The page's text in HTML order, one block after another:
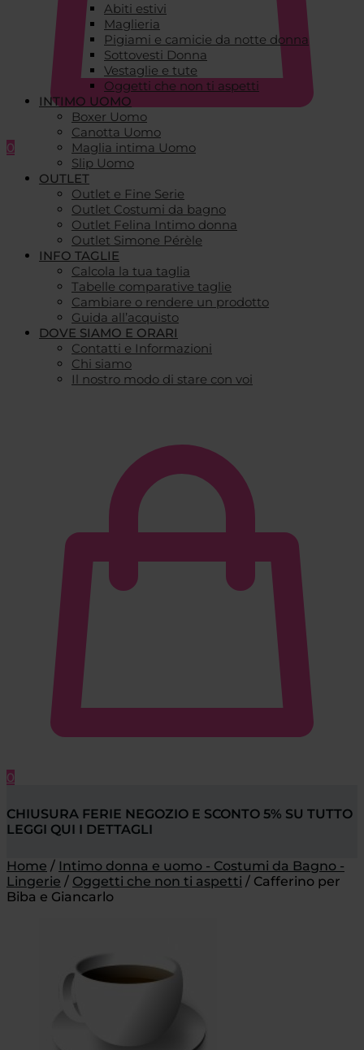
0
Abiti estivi
Maglieria
Pigiami e camicie da notte donna
Sottovesti Donna
Vestaglie e tute
Oggetti che non ti aspetti
INTIMO UOMO
Boxer Uomo
Canotta Uomo
Maglia intima Uomo
Slip Uomo
OUTLET
Outlet e Fine Serie
Outlet Costumi da bagno
Outlet Felina Intimo donna
Outlet Simone Pérèle
INFO TAGLIE
Calcola la tua taglia
Tabelle comparative taglie
Cambiare o rendere un prodotto
Guida all’acquisto
DOVE SIAMO E ORARI
Contatti e Informazioni
Chi siamo
Il nostro modo di stare con voi
0
CHIUSURA FERIE NEGOZIO E SCONTO 5% SU TUTTO
LEGGI QUI I DETTAGLI
Home / Intimo donna e uomo - Costumi da Bagno -
Lingerie / Oggetti che non ti aspetti / Cafferino per
Biba e Giancarlo